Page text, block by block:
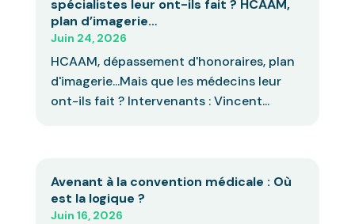
spécialistes leur ont-ils fait ? HCAAM,
plan d’imagerie…
Juin 24, 2026
HCAAM, dépassement d'honoraires, plan
d'imagerie...Mais que les médecins leur
ont-ils fait ? Intervenants : Vincent...
Avenant à la convention médicale : Où
est la logique ?
Juin 16, 2026